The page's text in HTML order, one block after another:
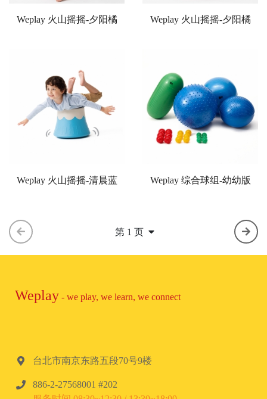
Weplay 火山摇摇-夕阳橘 Weplay 火山摇摇-夕阳橘
Weplay 火山摇摇-清晨蓝 Weplay 综合球组-幼幼版
第 1 页
Weplay - we play, we learn, we connect
台北市南京东路五段70号9楼
886-2-27568001 #202